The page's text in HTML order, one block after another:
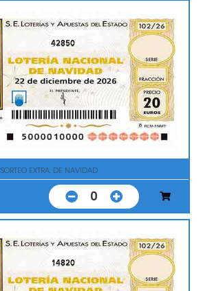
42850
SORTEO EXTRA. DE NAVIDAD
0
14820